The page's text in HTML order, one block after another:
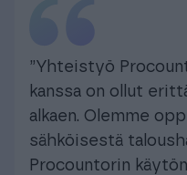
”Yhteistyö
kanssa on ollut
alkaen. Olemme
sähköisestä
Procountorin